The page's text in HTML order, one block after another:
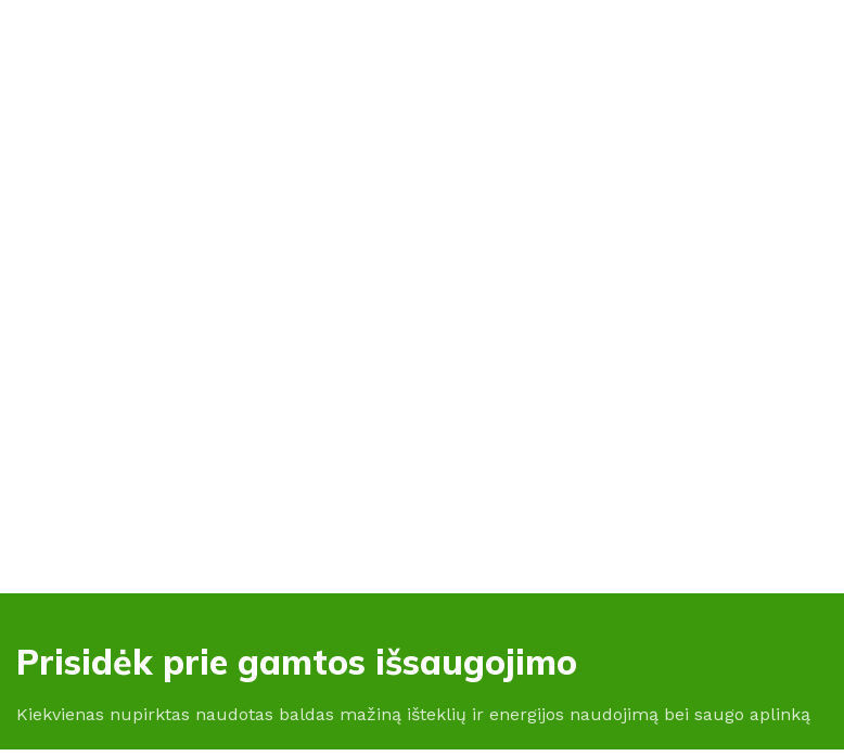
Prisidėk prie gamtos išsaugojimo
Kiekvienas nupirktas naudotas baldas mažiną išteklių ir energijos naudojimą bei saugo aplinką